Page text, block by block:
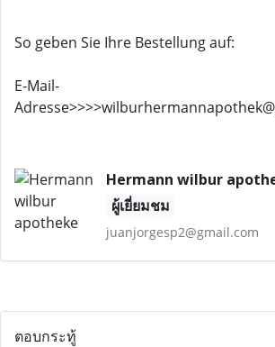
So geben Sie Ihre Bestellung auf:
E-Mail-
Hermann wilbur
ผู้เยี่ยมชม
juanjorgesp2@gmail.com
ตอบกระทู้